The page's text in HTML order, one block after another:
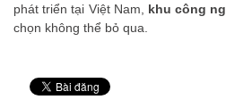
phát triển tại Việt Nam, khu công
chọn không thể bỏ qua.